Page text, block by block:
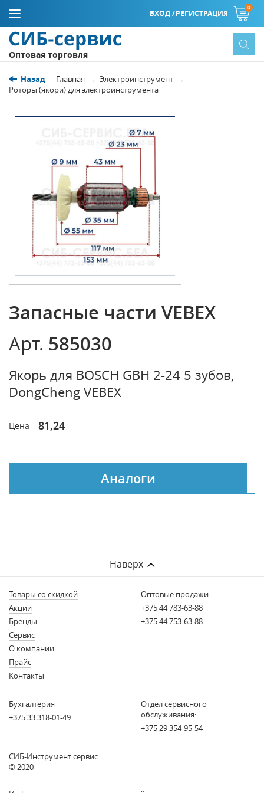
ВХОД /РЕГИСТРАЦИЯ
0
Оптовая торговля
Назад Главная
Электроинструмент
Роторы (якори) для электроинструмента
Запасные части VEBEX
Арт. 585030
Якорь для BOSCH GBH 2-24 5 зубов,
DongCheng VEBEX
Цена 81,24
Аналоги
Наверх
Товары со скидкой
Акции
Бренды
Сервис
О компании
Прайс
Контакты
Оптовые продажи:
+375 44 783-63-88
+375 44 753-63-88
Бухгалтерия
+375 33 318-01-49
Отдел сервисного
обслуживания:
+375 29 354-95-54
СИБ-Инструмент сервис
© 2020